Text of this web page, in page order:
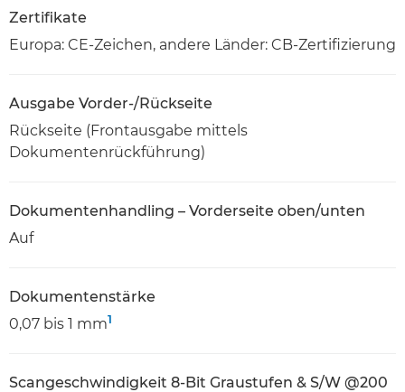
Zertifikate
Europa: CE-Zeichen, andere Länder: CB-Zertifizierung
Ausgabe Vorder-/Rückseite
Rückseite (Frontausgabe mittels
Dokumentenrückführung)
Dokumentenhandling – Vorderseite oben/unten
Auf
Dokumentenstärke
0,07 bis 1 mm1
Scangeschwindigkeit 8-Bit Graustufen & S/W @200